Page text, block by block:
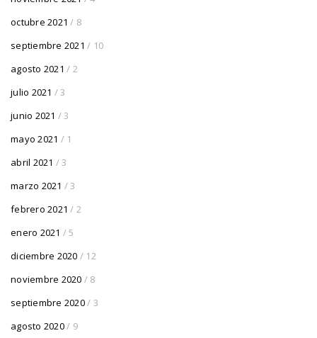
octubre 2021 / 8
septiembre 2021 / 10
agosto 2021 / 2
julio 2021 / 3
junio 2021 / 3
mayo 2021 / 1
abril 2021 / 3
marzo 2021 / 3
febrero 2021 / 2
enero 2021 / 5
diciembre 2020 / 12
noviembre 2020 / 8
septiembre 2020/ 3
agosto 2020/ 9